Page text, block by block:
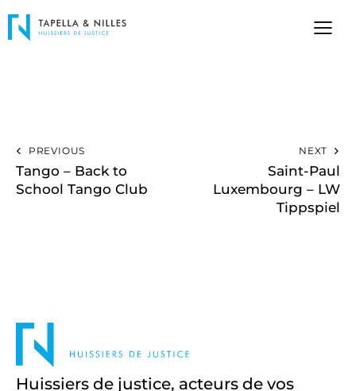
PREVIOUS
Tango – Back to
School Tango Club
NEXT
Saint-Paul
Luxembourg – LW
Tippspiel
Huissiers de justice, acteurs de vos